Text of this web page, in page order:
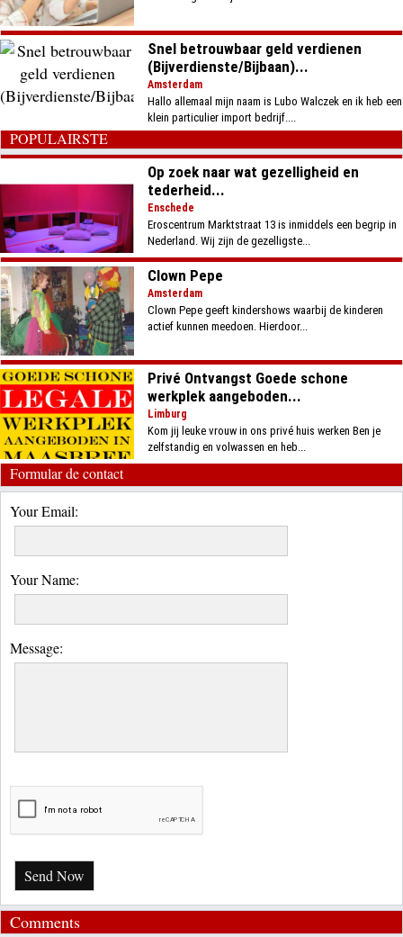
Snel betrouwbaar geld verdienen
(Bijverdienste/Bijbaan)...
Amsterdam
Hallo allemaal mijn naam is Lubo Walczek en ik heb een
klein particulier import bedrijf....
POPULAIRSTE
Op zoek naar wat gezelligheid en
tederheid...
Enschede
Eroscentrum Marktstraat 13 is inmiddels een begrip in
Nederland. Wij zijn de gezelligste...
Clown Pepe
Amsterdam
Clown Pepe geeft kindershows waarbij de kinderen
actief kunnen meedoen. Hierdoor...
Privé Ontvangst Goede schone
werkplek aangeboden...
Limburg
Kom jij leuke vrouw in ons privé huis werken Ben je
zelfstandig en volwassen en heb...
Formular de contact
Your Email:
Your Name:
Message:
Send Now
Comments